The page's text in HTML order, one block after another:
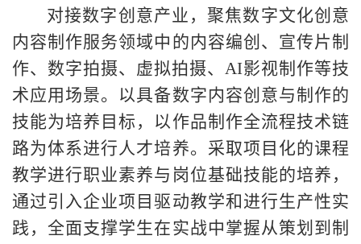
对接数字创意产业，聚焦数字文化创意
内容制作服务领域中的内容编创、宣传片制
作、数字拍摄、虚拟拍摄、 AI影视制作等技
术应用场景。以具备数字内容创意与制作的
技能为培养目标，以作品制作全流程技术链
路为体系进行人才培养。采取项目化的课程
教学进行职业素养与岗位基础技能的培养，
通过引入企业项目驱动教学和进行生产性实
践，全面支撑学生在实战中掌握从策划到制